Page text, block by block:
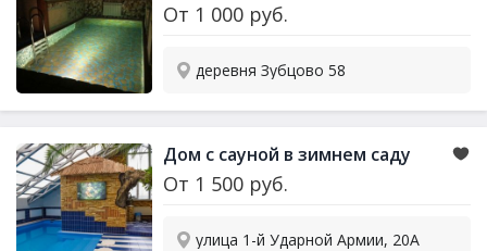
От 1 000 руб.
деревня Зубцово 58
Дом с сауной в зимнем саду
От 1 500 руб.
улица 1-й Ударной Армии, 20А